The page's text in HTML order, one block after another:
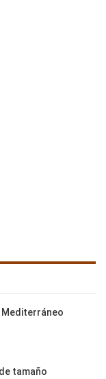
Mediterráneo
tamaño